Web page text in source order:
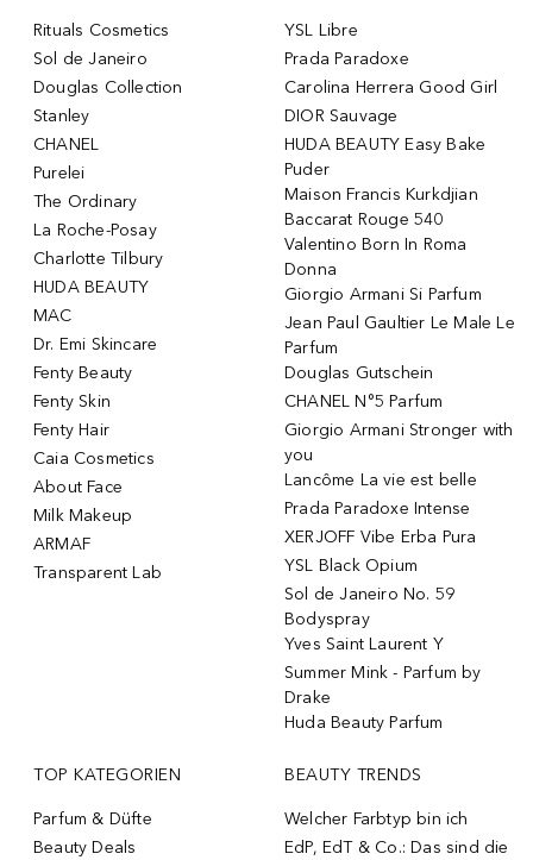
Rituals Cosmetics
Sol de Janeiro
Douglas Collection
Stanley
CHANEL
Purelei
The Ordinary
La Roche-Posay
Charlotte Tilbury
HUDA BEAUTY
MAC
Dr. Emi Skincare
Fenty Beauty
Fenty Skin
Fenty Hair
Caia Cosmetics
About Face
Milk Makeup
ARMAF
Transparent Lab
YSL Libre
Prada Paradoxe
Carolina Herrera Good Girl
DIOR Sauvage
HUDA BEAUTY Easy Bake
Puder
Maison Francis Kurkdjian
Baccarat Rouge 540
Valentino Born In Roma
Donna
Giorgio Armani Si Parfum
Jean Paul Gaultier Le Male Le
Parfum
Douglas Gutschein
CHANEL N°5 Parfum
Giorgio Armani Stronger with
you
Lancôme La vie est belle
Prada Paradoxe Intense
XERJOFF Vibe Erba Pura
YSL Black Opium
Sol de Janeiro No. 59
Bodyspray
Yves Saint Laurent Y
Summer Mink - Parfum by
Drake
Huda Beauty Parfum
TOP KATEGORIEN
Parfum & Düfte
Beauty Deals
BEAUTY TRENDS
Welcher Farbtyp bin ich
EdP, EdT & Co.: Das sind die